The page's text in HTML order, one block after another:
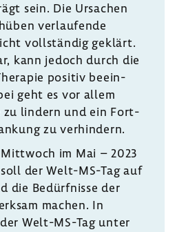
sein. Die Ursa­chen
verlau­fende
voll­ständig geklärt.
kann jedoch durch die
positiv beein­
geht es vor allem
zu lindern und ein Fort­
zu verhin­dern.
im Mai – 2023
der Welt-​MS-Tag auf
die Bedürf­nisse der
machen. In
Welt-​MS-Tag unter